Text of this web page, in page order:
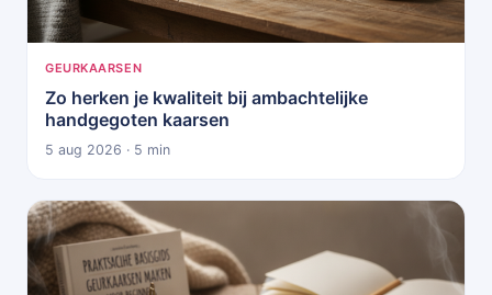
GEURKAARSEN
Zo herken je kwaliteit bij ambachtelijke
handgegoten kaarsen
5 aug 2026 · 5 min